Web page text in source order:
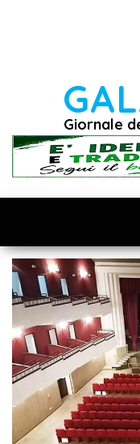
Giornale